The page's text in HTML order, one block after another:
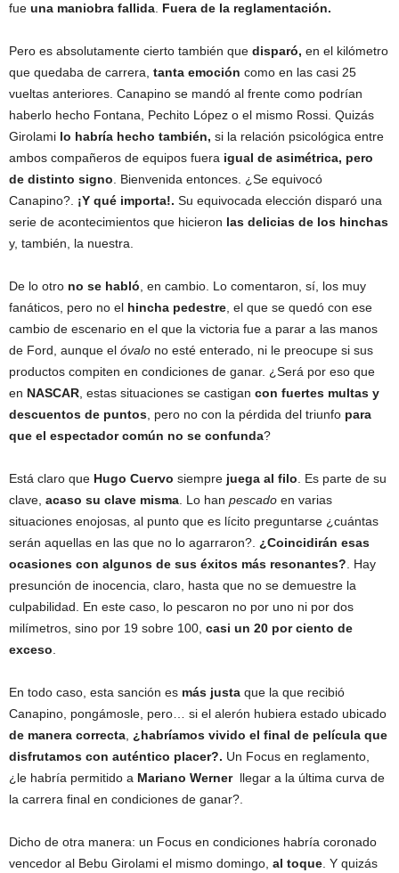
fue una maniobra fallida Fuera de la reglamentación.
Pero es absolutamente cierto también que disparó, en el kilómetro
que quedaba de carrera, tanta emoción como en las casi 25
vueltas anteriores. Canapino se mandó al frente como podrían
haberlo hecho Fontana, Pechito López o el mismo Rossi. Quizás
Girolami lo habría hecho también, si la relación psicológica entre
ambos compañeros de equipos fuera igual de asimétrica, pero
de distinto signo . Bienvenida entonces. ¿Se equivocó
Canapino?. ¡Y qué importa!. Su equivocada elección disparó una
serie de acontecimientos que hicieron las delicias de los hinchas
y, también, la nuestra.
De lo otro no se habló , en cambio. Lo comentaron, sí, los muy
fanáticos, pero no el hincha pedestre , el que se quedó con ese
cambio de escenario en el que la victoria fue a parar a las manos
de Ford, aunque el óvalo no esté enterado, ni le preocupe si sus
productos compiten en condiciones de ganar. ¿Será por eso que
en NASCAR , estas situaciones se castigan con fuertes multas y
descuentos de puntos , pero no con la pérdida del triunfo para
que el espectador común no se confunda?
Está claro que Hugo Cuervo siempre juega al filo . Es parte de su
clave, acaso su clave misma . Lo han pescado en varias
situaciones enojosas, al punto que es lícito preguntarse ¿cuántas
serán aquellas en las que no lo agarraron?. ¿Coincidirán esas
ocasiones con algunos de sus éxitos más resonantes? . Hay
presunción de inocencia, claro, hasta que no se demuestre la
culpabilidad. En este caso, lo pescaron no por uno ni por dos
milímetros, sino por 19 sobre 100, casi un 20 por ciento de
exceso
En todo caso, esta sanción es más justa que la que recibió
Canapino, pongámosle, pero… si el alerón hubiera estado ubicado
de manera correcta ¿habríamos vivido el final de película que
disfrutamos con auténtico placer?. Un Focus en reglamento,
¿le habría permitido a Mariano Wernerllegar a la última curva de
la carrera final en condiciones de ganar?.
Dicho de otra manera: un Focus en condiciones habría coronado
vencedor al Bebu Girolami el mismo domingo, al toque . Y quizás